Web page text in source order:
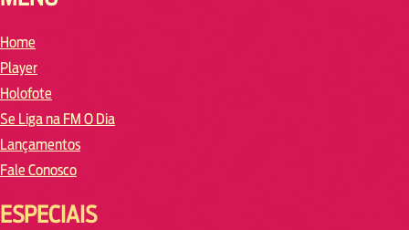
Home
Player
Holofote
Se Liga na FM O Dia
Lançamentos
Fale Conosco
ESPECIAIS